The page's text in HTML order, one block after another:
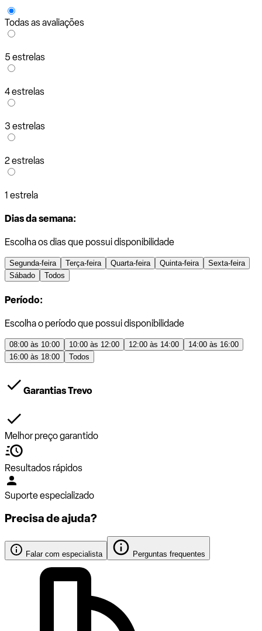
Todas as avaliações
5 estrelas
4 estrelas
3 estrelas
2 estrelas
1 estrela
Dias da semana:
Escolha os dias que possui disponibilidade
Segunda-feira Terça-feira Quarta-feira Quinta-feira
Sexta-feira
Sábado
Todos
Período:
Escolha o período que possui disponibilidade
08:00 às 10:00 10:00 às 12:00 12:00 às 14:00
14:00 às 16:00
16:00 às 18:00
Todos
Garantias Trevo
Melhor preço garantido
Resultados rápidos
Suporte especializado
Precisa de ajuda?
Falar com especialista Perguntas frequentes